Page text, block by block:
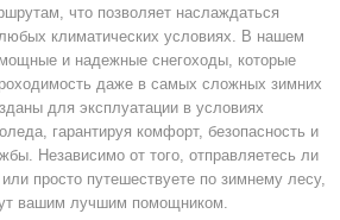
что позволяет наслаждаться
климатических условиях. В нашем
и надежные снегоходы, которые
даже в самых сложных зимних
для эксплуатации в условиях
гарантируя комфорт, безопасность и
Независимо от того, отправляетесь ли
просто путешествуете по зимнему лесу,
вашим лучшим помощником.